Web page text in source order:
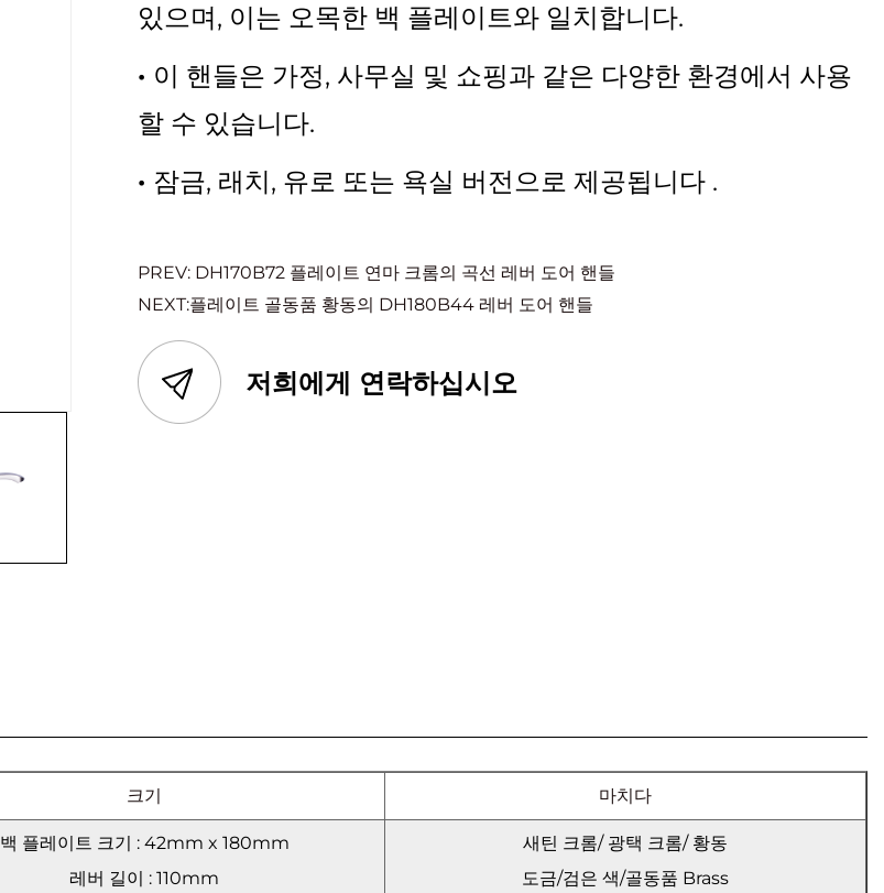
있으며, 이는 오목한 백 플레이트와 일치합니다.
· 이 핸들은 가정, 사무실 및 쇼핑과 같은 다양한 환경에서 사용
할 수 있습니다.
· 잠금, 래치, 유로 또는 욕실 버전으로 제공됩니다 .
PREV: DH170B72 플레이트 연마 크롬의 곡선 레버 도어 핸들
NEXT:플레이트 골동품 황동의 DH180B44 레버 도어 핸들
저희에게 연락하십시오
크기 마치다
백 플레이트 크기 : 42mm x 180mm
레버 길이 : 110mm
새틴 크롬/ 광택 크롬/ 황동
도금/검은 색/골동품 Brass